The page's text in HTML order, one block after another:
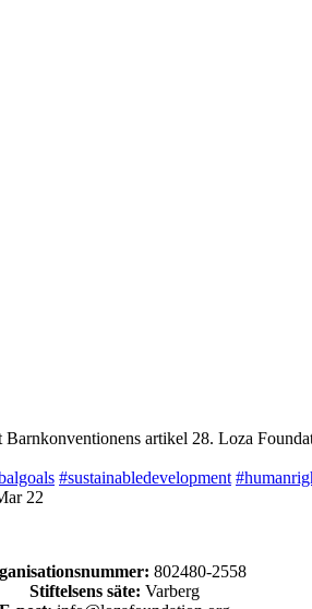
artikel 28. Loza
#sustainabledevelopment
22
802480-2558
Stiftelsens säte: Varberg